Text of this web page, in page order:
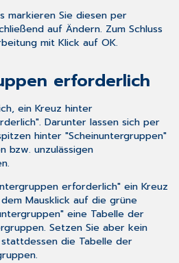
markieren Sie diesen per
aufÄndern. Zum Schluss
mit Klick aufOK.
erforderlich
ein Kreuz hinter
Darunter lassen sich per
hinter "Scheinuntergruppen"
bzw. unzulässigen
erforderlich" ein Kreuz
Mausklick auf die grüne
eine Tabelle der
Setzen Sie aber kein
die Tabelle der